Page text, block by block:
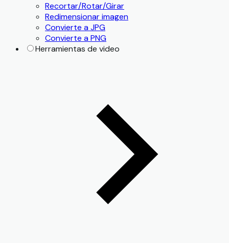
Recortar/Rotar/Girar
Redimensionar imagen
Convierte a JPG
Convierte a PNG
Herramientas de video